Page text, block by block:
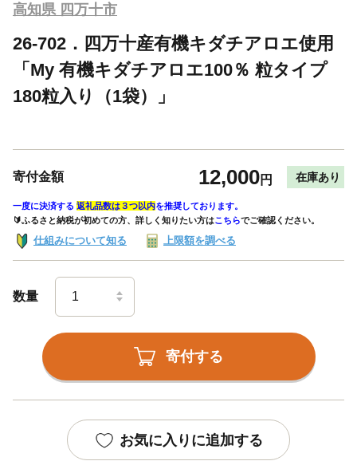
高知県 四万十市
26-702．四万十産有機キダチアロエ使用
「My 有機キダチアロエ100％ 粒タイプ
180粒入り（1袋）」
寄付金額 12,000円 在庫あり
一度に決済する 返礼品数は３つ以内を推奨しております。
🔰ふるさと納税が初めての方、詳しく知りたい方はこちらでご確認ください。
仕組みについて知る 上限額を調べる
数量
寄付する
お気に入りに追加する